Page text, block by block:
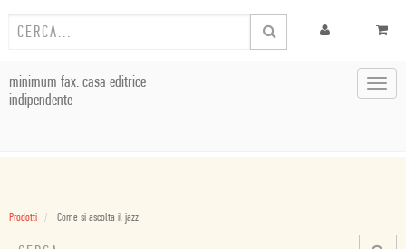
minimum fax: casa editrice
indipendente
Prodotti Come si ascolta il jazz